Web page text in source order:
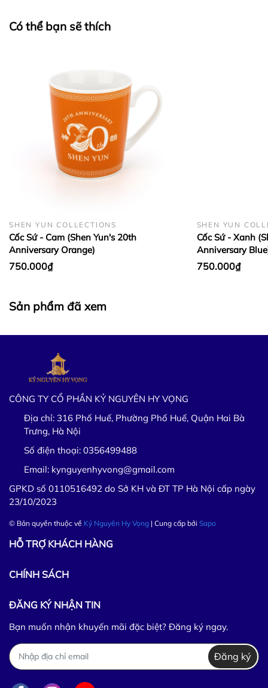
BẢO QUẢN LỤA VÀ CASHMERE:
Có thể bạn sẽ thích
SHEN YUN COLLECTIONS
Cốc Sứ - Cam (Shen Yun's 20th
Anniversary Orange)
750.000₫
SHEN YUN
Cốc Sứ - Xanh
Anniversary
750.000₫
Sản phẩm đã xem
CÔNG TY CỔ PHẦN KỶ NGUYÊN HY VỌNG
Địa chỉ: 316 Phố Huế, Phường Phố Huế, Quận Hai Bà
Trưng, Hà Nội
Số điện thoại: 0356499488
Email: kynguyenhyvong@gmail.com
GPKD số 0110516492 do Sở KH và ĐT TP Hà Nội cấp ngày
23/10/2023
© Bản quyền thuộc về Kỷ Nguyên Hy Vọng | Cung cấp bởi Sapo
HỖ TRỢ KHÁCH HÀNG
CHÍNH SÁCH
ĐĂNG KÝ NHẬN TIN
Bạn muốn nhận khuyến mãi đặc biệt? Đăng ký ngay.
Đăng ký